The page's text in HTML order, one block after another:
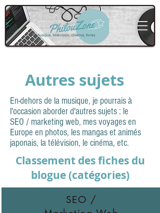
Autres sujets
En-dehors de la musique, je pourrais à
l'occasion aborder d'autres sujets : le
SEO / marketing web, mes voyages en
Europe en photos, les mangas et animés
japonais, la télévision, le cinéma, etc.
Classement des fiches du
blogue (catégories)
SEO /